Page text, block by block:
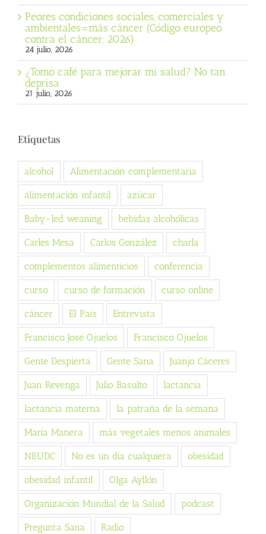
Peores condiciones sociales, comerciales y
ambientales=más cáncer (Código europeo
contra el cáncer, 2026)
24 julio, 2026
¿Tomo café para mejorar mi salud? No tan
deprisa
21 julio, 2026
Etiquetas
alcohol Alimentación complementaria
alimentación infantil azúcar
Baby-led weaning bebidas alcohólicas
Carles Mesa Carlos González charla
complementos alimenticios conferencia
curso curso de formación curso online
cáncer El País Entrevista
Francisco José Ojuelos Francisco Ojuelos
Gente Despierta Gente Sana Juanjo Cáceres
Juan Revenga Julio Basulto lactancia
lactancia materna la patraña de la semana
Maria Manera más vegetales menos animales
NEUDC No es un día cualquiera obesidad
obesidad infantil Olga Ayllón
Organización Mundial de la Salud podcast
Pregunta Sana Radio